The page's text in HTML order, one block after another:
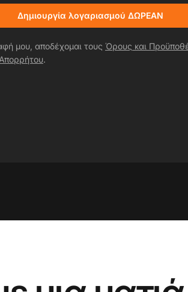
Δημιουργία λογαριασμού ΔΩΡΕΑΝ
μου, αποδέχομαι τους Όρους και
.